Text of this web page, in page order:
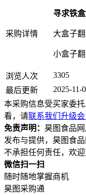
采购详情
寻求铁
大盒子
小盒子
浏览人次
3305
最后更新
2025-11-
本采购信息受买家委
看，请联系我们升级会
免责声明： 昊图食品
发布与提供，昊图食
不承担任何责任，欢
微信扫一扫
随时随地掌握商机
昊图采购通